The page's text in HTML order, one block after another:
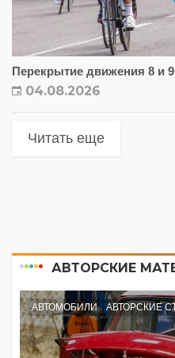
Перекрытие движения 8 и 9
04.08.2026
Читать еще
АВТОРСКИЕ
АВТОМОБИЛИ АВТОРСКИЕ